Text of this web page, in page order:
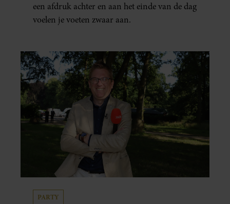
een afdruk achter en aan het einde van de dag
voelen je voeten zwaar aan.
PARTY